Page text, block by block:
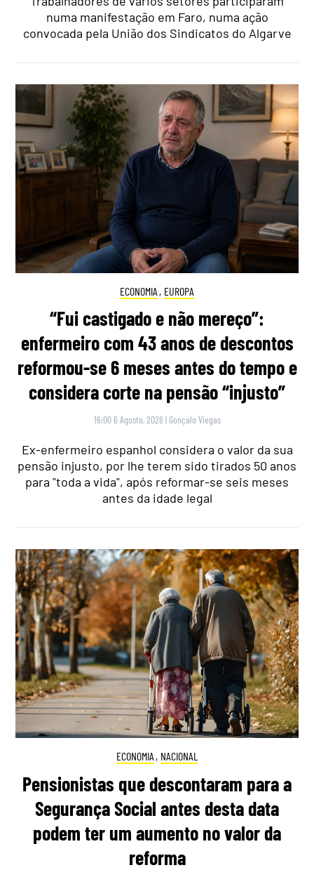
numa manifestação em Faro, numa ação
convocada pela União dos Sindicatos do Algarve
ECONOMIA , EUROPA
“Fui castigado e não mereço”:
enfermeiro com 43 anos de descontos
reformou-se 6 meses antes do tempo e
considera corte na pensão “injusto”
16:00 6 Agosto, 2026 | Gonçalo Viegas
Ex-enfermeiro espanhol considera o valor da sua
pensão injusto, por lhe terem sido tirados 50 anos
para "toda a vida", após reformar-se seis meses
antes da idade legal
ECONOMIA , NACIONAL
Pensionistas que descontaram para a
Segurança Social antes desta data
podem ter um aumento no valor da
reforma